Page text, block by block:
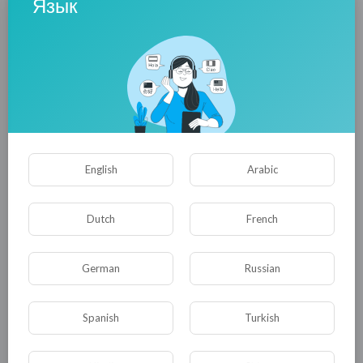
Все вышеперечисленные «щупальца» – это
только более-менее видимые части
криминального айсберга.
Однако влияние в политике, прокуратуре и
подкреплено такими всем понятными
аргументами, как стволы «калашей»,
подрывные мины и снайперская оптика.
Потому что только кровь и страх могут
сцементировать разрозненные по разным
уровням Системы щупальца в единный
преступный монолит, который живёт и
Язык
English Arabic
Dutch French
German Russian
Spanish Turkish